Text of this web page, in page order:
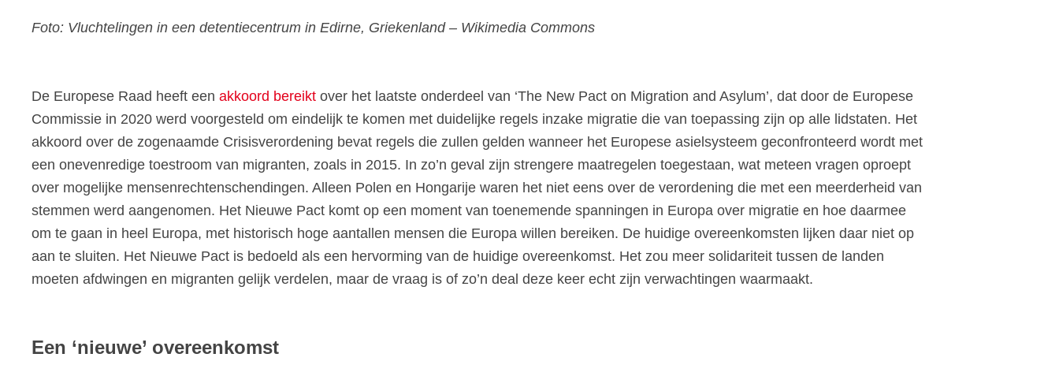
Foto: Vluchtelingen in een detentiecentrum in Edirne, Griekenland – Wikimedia Commons
De Europese Raad heeft een akkoord bereikt over het laatste onderdeel van ‘The New Pact on Migration and Asylum’, dat door de Europese
Commissie in 2020 werd voorgesteld om eindelijk te komen met duidelijke regels inzake migratie die van toepassing zijn op alle lidstaten. Het
akkoord over de zogenaamde Crisisverordening bevat regels die zullen gelden wanneer het Europese asielsysteem geconfronteerd wordt met
een onevenredige toestroom van migranten, zoals in 2015. In zo’n geval zijn strengere maatregelen toegestaan, wat meteen vragen oproept
over mogelijke mensenrechtenschendingen. Alleen Polen en Hongarije waren het niet eens over de verordening die met een meerderheid van
stemmen werd aangenomen. Het Nieuwe Pact komt op een moment van toenemende spanningen in Europa over migratie en hoe daarmee
om te gaan in heel Europa, met historisch hoge aantallen mensen die Europa willen bereiken. De huidige overeenkomsten lijken daar niet op
aan te sluiten. Het Nieuwe Pact is bedoeld als een hervorming van de huidige overeenkomst. Het zou meer solidariteit tussen de landen
moeten afdwingen en migranten gelijk verdelen, maar de vraag is of zo’n deal deze keer echt zijn verwachtingen waarmaakt.
Een ‘nieuwe’ overeenkomst